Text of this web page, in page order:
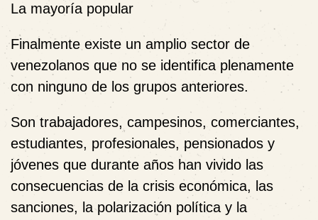
La mayoría popular
Finalmente existe un amplio sector de
venezolanos que no se identifica plenamente
con ninguno de los grupos anteriores.
Son trabajadores, campesinos, comerciantes,
estudiantes, profesionales, pensionados y
jóvenes que durante años han vivido las
consecuencias de la crisis económica, las
sanciones, la polarización política y la